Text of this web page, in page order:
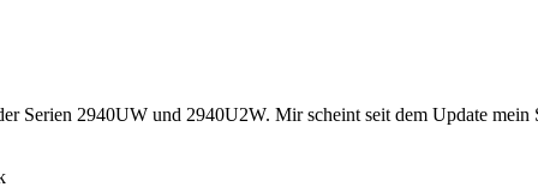
Serien 2940UW und 2940U2W. Mir scheint seit dem Update